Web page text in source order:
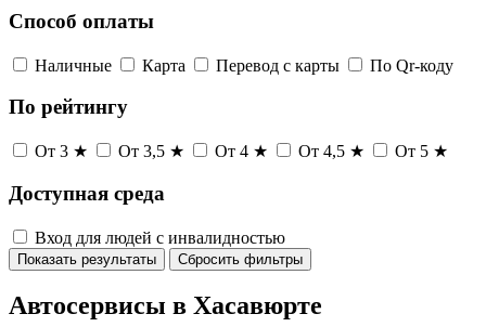
Способ оплаты
Наличные Карта Перевод с карты По Qr-коду
По рейтингу
От 3 ★ От 3,5 ★ От 4 ★ От 4,5 ★ От 5 ★
Доступная среда
Вход для людей с инвалидностью
Показать результаты Сбросить фильтры
Автосервисы в Хасавюрте